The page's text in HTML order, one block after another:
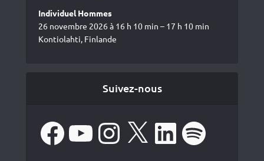
Individuel Hommes
26 novembre 2026 à 16 h 10 min – 17 h 10 min
Kontiolahti, Finlande
Suivez-nous
FacebookYouTube Instagram LinkedIn Spotify